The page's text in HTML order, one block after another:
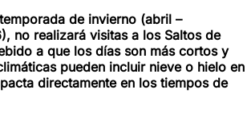
de invierno (abril –
no realizará visitas a los Saltos de
a que los días son más cortos y
pueden incluir nieve o hielo en
directamente en los tiempos de